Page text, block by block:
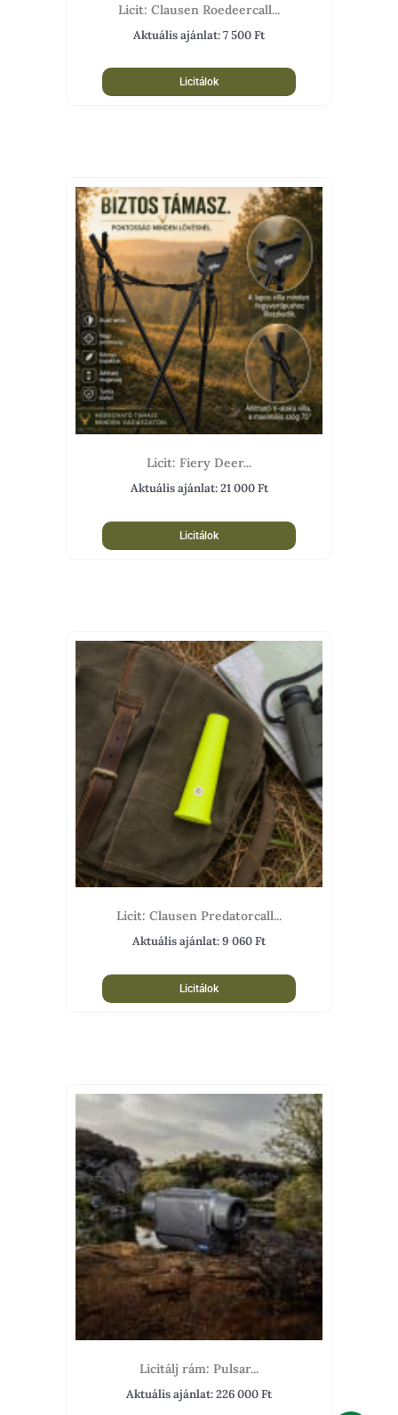
Licit: Clausen Roedeercall...
Aktuális ajánlat:7 500Ft
Licitálok
Licit: Fiery Deer...
Aktuális ajánlat:21 000Ft
Licitálok
Licit: Clausen Predatorcall...
Aktuális ajánlat:9 060Ft
Licitálok
Licitálj rám: Pulsar...
Aktuális ajánlat:226 000Ft